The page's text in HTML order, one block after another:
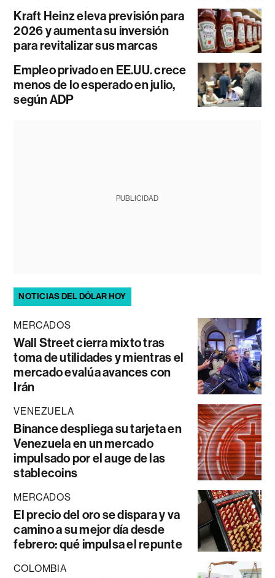
Kraft Heinz eleva previsión para
2026 y aumenta su inversión
para revitalizar sus marcas
Empleo privado en EE.UU. crece
menos de lo esperado en julio,
según ADP
PUBLICIDAD
NOTICIAS DEL DÓLAR HOY
MERCADOS
Wall Street cierra mixto tras
toma de utilidades y mientras el
mercado evalúa avances con
Irán
VENEZUELA
Binance despliega su tarjeta en
Venezuela en un mercado
impulsado por el auge de las
stablecoins
MERCADOS
El precio del oro se dispara y va
camino a su mejor día desde
febrero: qué impulsa el repunte
COLOMBIA